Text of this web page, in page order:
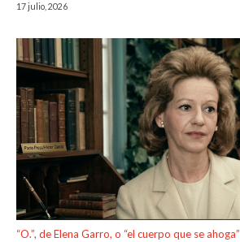
17 julio, 2026
“O.”, de Elena Garro, o “el cuerpo que se ahoga”